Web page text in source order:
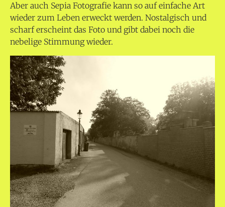
Aber auch Sepia Fotografie kann so auf einfache Art
wieder zum Leben erweckt werden. Nostalgisch und
scharf erscheint das Foto und gibt dabei noch die
nebelige Stimmung wieder.